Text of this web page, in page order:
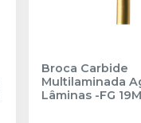
Broca Carbide
Multilaminada
Lâminas -FG